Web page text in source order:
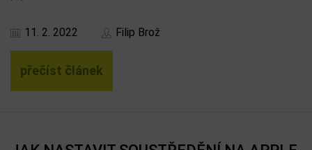
11. 2. 2022 Filip Brož
přečíst článek